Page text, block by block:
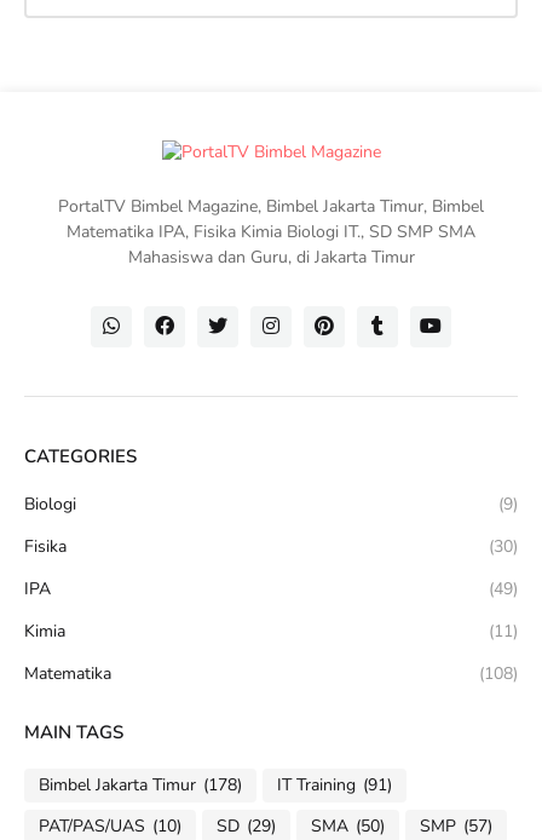
PortalTV Bimbel Magazine, Bimbel Jakarta Timur, Bimbel
Matematika IPA, Fisika Kimia Biologi IT., SD SMP SMA
Mahasiswa dan Guru, di Jakarta Timur
CATEGORIES
Biologi
(9)
Fisika
(30)
IPA
(49)
Kimia
(11)
Matematika
(108)
MAIN TAGS
Bimbel Jakarta Timur (178) IT Training (91)
PAT/PAS/UAS (10) SD (29) SMA (50) SMP (57)